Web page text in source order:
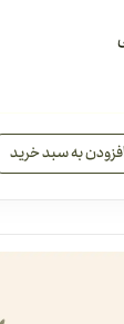
افزودن به سبد خرید